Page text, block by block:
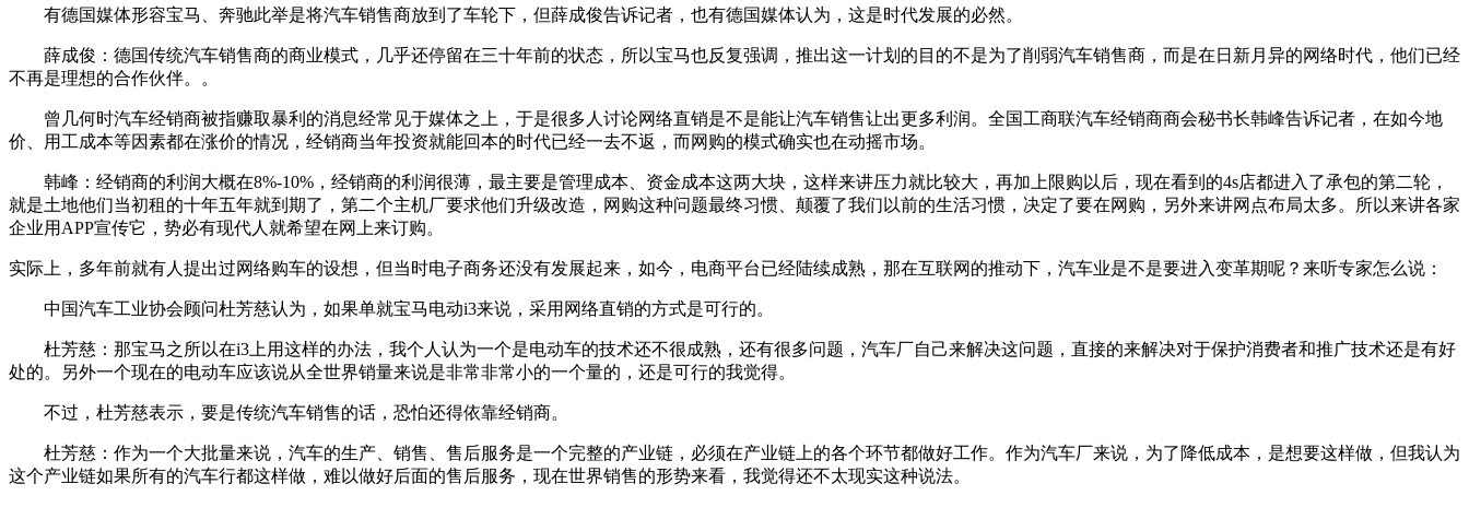
有德国媒体形容宝马、奔驰此举是将汽车销售商放到了车轮下，但薛成俊告诉记者，也有德国媒体认为，这是时代发展的必然。
薛成俊：德国传统汽车销售商的商业模式，几乎还停留在三十年前的状态，所以宝马也反复强调，推出这一计划的目的不是为了削弱汽车销售商，而是在日新月异的网络时代，他们已经
不再是理想的合作伙伴。。
曾几何时汽车经销商被指赚取暴利的消息经常见于媒体之上，于是很多人讨论网络直销是不是能让汽车销售让出更多利润。全国工商联汽车经销商商会秘书长韩峰告诉记者，在如今地
价、用工成本等因素都在涨价的情况，经销商当年投资就能回本的时代已经一去不返，而网购的模式确实也在动摇市场。
韩峰：经销商的利润大概在8%-10%，经销商的利润很薄，最主要是管理成本、资金成本这两大块，这样来讲压力就比较大，再加上限购以后，现在看到的4s店都进入了承包的第二轮，
就是土地他们当初租的十年五年就到期了，第二个主机厂要求他们升级改造，网购这种问题最终习惯、颠覆了我们以前的生活习惯，决定了要在网购，另外来讲网点布局太多。所以来讲各家
企业用APP宣传它，势必有现代人就希望在网上来订购。
实际上，多年前就有人提出过网络购车的设想，但当时电子商务还没有发展起来，如今，电商平台已经陆续成熟，那在互联网的推动下，汽车业是不是要进入变革期呢？来听专家怎么说：
中国汽车工业协会顾问杜芳慈认为，如果单就宝马电动i3来说，采用网络直销的方式是可行的。
杜芳慈：那宝马之所以在i3上用这样的办法，我个人认为一个是电动车的技术还不很成熟，还有很多问题，汽车厂自己来解决这问题，直接的来解决对于保护消费者和推广技术还是有好
处的。另外一个现在的电动车应该说从全世界销量来说是非常非常小的一个量的，还是可行的我觉得。
不过，杜芳慈表示，要是传统汽车销售的话，恐怕还得依靠经销商。
杜芳慈：作为一个大批量来说，汽车的生产、销售、售后服务是一个完整的产业链，必须在产业链上的各个环节都做好工作。作为汽车厂来说，为了降低成本，是想要这样做，但我认为
这个产业链如果所有的汽车行都这样做，难以做好后面的售后服务，现在世界销售的形势来看，我觉得还不太现实这种说法。